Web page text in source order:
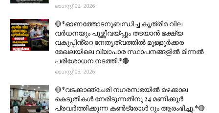
ഓഗസ്റ്റ് 02, 2026
🔴*ഓണത്തോടനുബന്ധിച്ച കൃത്രിമ വില
വർധനയും പൂഴ്ത്തിവയ്പ്പും തടയാൻ ഭക്ഷ്യ
വകുപ്പിൻ്റെ നേതൃത്വത്തിൽ മുള്ളൂർക്കര
മേഖലയിലെ വ്യാപാര സ്ഥാപനങ്ങളിൽ മിന്നൽ
പരിശോധന നടത്തി.*🔴
ഓഗസ്റ്റ് 03, 2026
🔴*വടക്കാഞ്ചേരി നഗരസഭയിൽ മഴക്കാല
കെടുതികൾ നേരിടുന്നതിനു 24 മണിക്കൂർ
പ്രവർത്തിക്കുന്ന കൺട്രോൾ റൂം ആരംഭിച്ചു.*🔴